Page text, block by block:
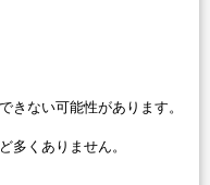
きない可能性があります。
多くありません。